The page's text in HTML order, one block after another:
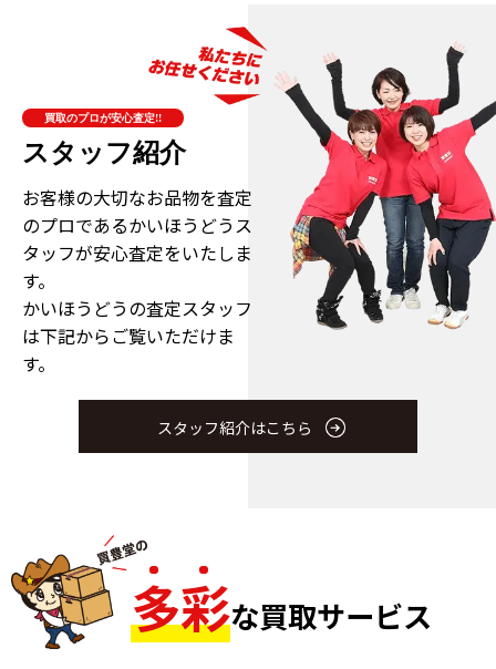
買取のプロが安心査定!!
スタッフ紹介
お客様の大切なお品物を査定
のプロであるかいほうどうス
タッフが安心査定をいたしま
す。
かいほうどうの査定スタッフ
は下記からご覧いただけま
す。
スタッフ紹介はこちら
多彩な買取サービス